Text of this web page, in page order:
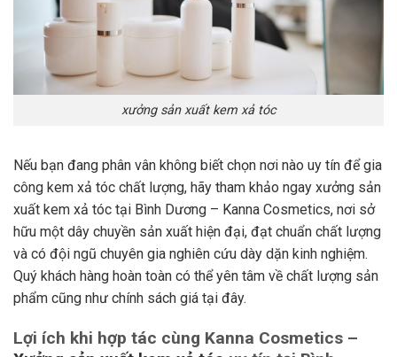
xưởng sản xuất kem xả tóc
Nếu bạn đang phân vân không biết chọn nơi nào uy tín để gia
công kem xả tóc chất lượng, hãy tham khảo ngay xưởng sản
xuất kem xả tóc tại Bình Dương – Kanna Cosmetics, nơi sở
hữu một dây chuyền sản xuất hiện đại, đạt chuẩn chất lượng
và có đội ngũ chuyên gia nghiên cứu dày dặn kinh nghiệm.
Quý khách hàng hoàn toàn có thể yên tâm về chất lượng sản
phẩm cũng như chính sách giá tại đây.
Lợi ích khi hợp tác cùng Kanna Cosmetics –